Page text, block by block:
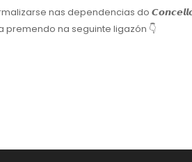
nas dependencias do
premendo na seguinte ligazón 👇